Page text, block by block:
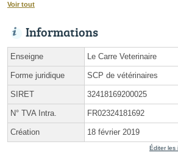
Voir tout
Informations
Enseigne Le Carre Veterinaire
Forme juridique SCP de vétérinaires
SIRET 32418169200025
N° TVA Intra. FR02324181692
Création 18 février 2019
Éditer les